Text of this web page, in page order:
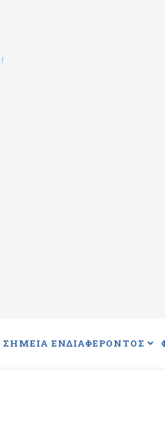
ΣΗΜΕΙΑ ΕΝΔΙΑΦΕΡΟΝΤΟΣ